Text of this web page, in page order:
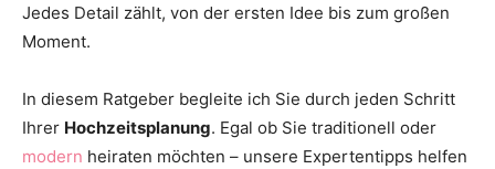
Jedes Detail zählt, von der ersten Idee bis zum großen
Moment.
In diesem Ratgeber begleite ich Sie durch jeden Schritt
Ihrer Hochzeitsplanung. Egal ob Sie traditionell oder
modern heiraten möchten – unsere Expertentipps helfen